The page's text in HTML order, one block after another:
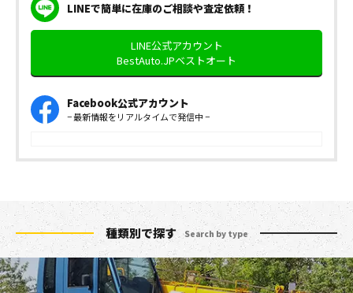
LINEで簡単に在庫のご相談や査定依頼！
LINE公式アカウント
BestAuto.JPベストオート
Facebook公式アカウント
− 最新情報をリアルタイムで発信中 −
種類別で探す Search by type